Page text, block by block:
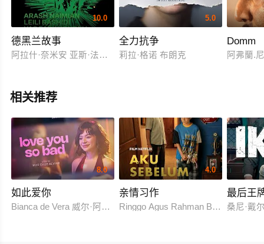
10.0
德黑兰故事
阿拉什·奈米安 亚斯·法尔孔德
5.0
全力抗争
莉拉·格诺 布朗克
Domm
阿弗蘭.
相关推荐
8.0
如此爱你
Bianca de Vera 威尔·阿什利·德莱昂
4.0
亲情习作
Ringgo Agus Rahman Bima Sena
最后王
桑尼·戴